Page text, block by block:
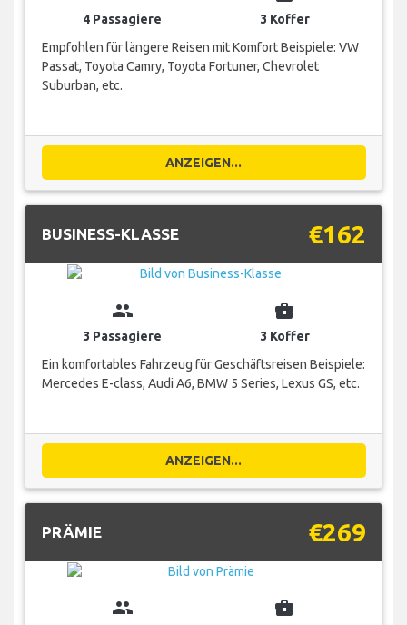
4 Passagiere
3 Koffer
Empfohlen für längere Reisen mit Komfort Beispiele: VW
Passat, Toyota Camry, Toyota Fortuner, Chevrolet
Suburban, etc.
ANZEIGEN...
BUSINESS-KLASSE €162
group
3 Passagiere
business_center
3 Koffer
Ein komfortables Fahrzeug für Geschäftsreisen Beispiele:
Mercedes E-class, Audi A6, BMW 5 Series, Lexus GS, etc.
ANZEIGEN...
PRÄMIE €269
group business_center